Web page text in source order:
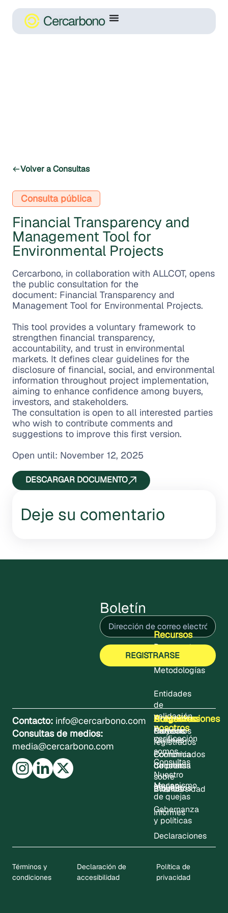
Volver a Consultas
Consulta pública
Financial Transparency and
Management Tool for
Environmental Projects
Cercarbono, in collaboration with ALLCOT, opens
the public consultation for the
document: Financial Transparency and
Management Tool for Environmental Projects.
This tool provides a voluntary framework to
strengthen financial transparency,
accountability, and trust in environmental
markets. It defines clear guidelines for the
disclosure of financial, social, and environmental
information throughout project implementation,
aiming to enhance confidence among buyers,
investors, and stakeholders.
The consultation is open to all interested parties
who wish to contribute comments and
suggestions to improve this first version.
Open until: November 12, 2025
DESCARGAR DOCUMENTO
Deje su comentario
Boletín
Correo
electrónico (Obligatorio)
Contacto: info@cercarbono.com
Consultas de medios:
media@cercarbono.com
Sobre
nosotros
Quiénes
somos
Nuestro
equipo
Gobernanza
y políticas
Proyectos
Proyectos
registrados
Consultas
sobre
proyectos
Actualizaciones
Noticias
Comunicados
de prensa
Eventos
Informes
Declaraciones
Contacto
Programas
Carbono
Economía
Circular
Biodiversidad
Recursos
Documentos
Metodologías
Entidades
de
validación
y
verificación
Consultas
Mecanismo
de quejas
Términos y
condiciones
Declaración de
accesibilidad
Política de
privacidad